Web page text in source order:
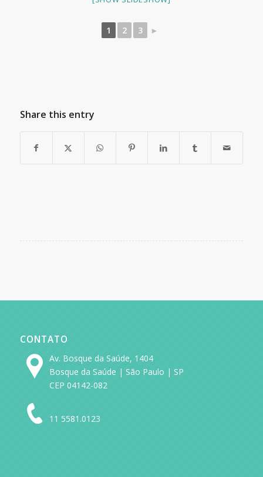
1 2 3 ►
Share this entry
CONTATO
Av. Bosque da Saúde, 1404
Bosque da Saúde | São Paulo | SP
CEP 04142-082
11 5581.0123